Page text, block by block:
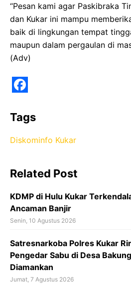
“Pesan kami agar Paskibraka
dan Kukar ini mampu
baik di lingkungan tempat
maupun dalam pergaulan di
(Adv)
a
c
e
b
o
o
k
Tags
Diskominfo Kukar
Related Post
KDMP di Hulu Kukar
Ancaman Banjir
Senin, 10 Agustus 2026
Satresnarkoba Polres Kukar
Pengedar Sabu di Desa
Diamankan
Jumat, 7 Agustus 2026